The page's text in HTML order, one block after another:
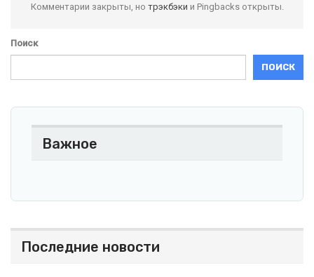
Комментарии закрыты, но трэкбэки и Pingbacks открыты.
Поиск
ПОИСК
Важное
Последние новости